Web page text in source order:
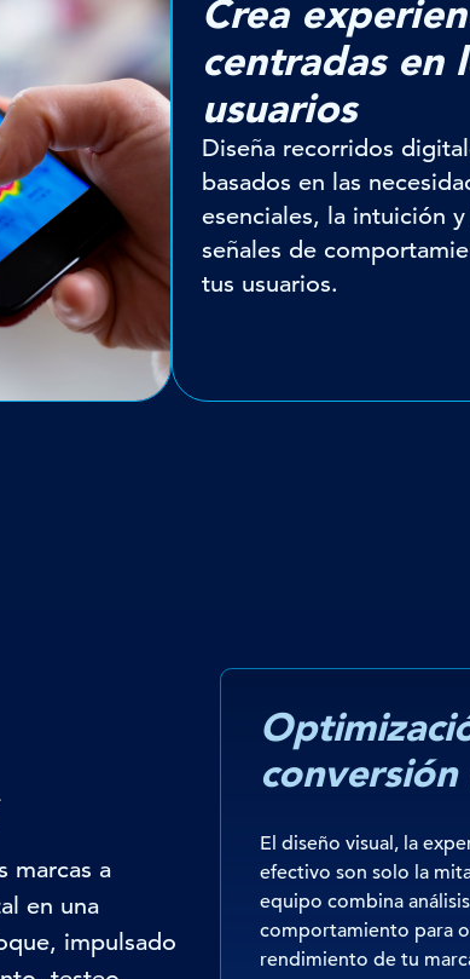
Crea
centradas en
usuarios
Diseña recorridos
basados en las
esenciales, la intuición y
señales de
tus usuarios.
marcas a
en una
impulsado
conversión
El diseño visual, la
efectivo son solo la
equipo combina
comportamiento para
rendimiento de tu